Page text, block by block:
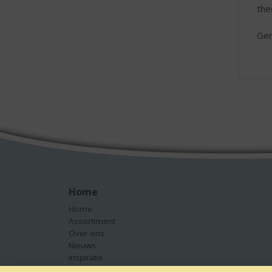
Home
Home
Assortiment
Over ons
Nieuws
Inspiratie
Contact